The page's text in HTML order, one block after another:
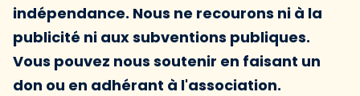
indépendance. Nous ne recourons ni à la
publicité ni aux subventions publiques.
Vous pouvez nous soutenir en faisant un
don ou en adhérant à l'association.